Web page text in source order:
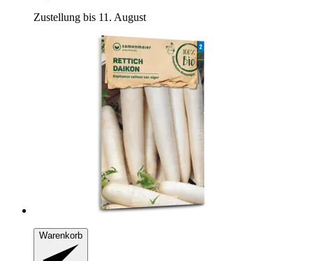
Zustellung bis 11. August
Warenkorb